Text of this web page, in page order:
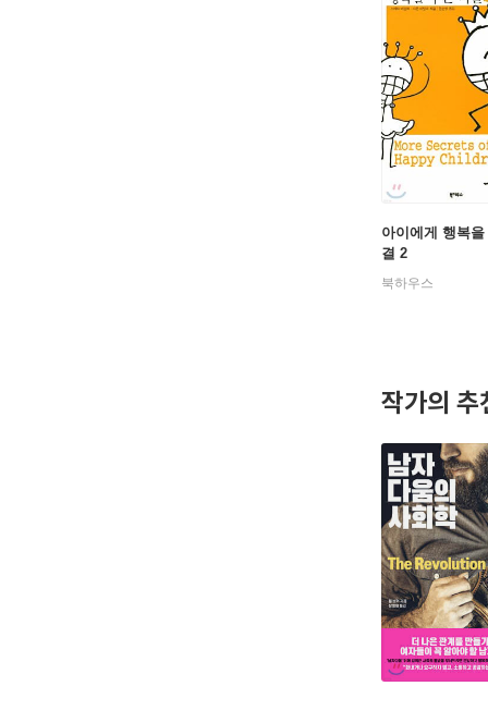
아이에게 행복
결 2
북하우스
작가의 추